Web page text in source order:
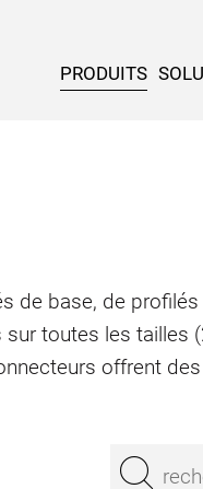
PRODUITS
de base, de
toutes les tailles
offrent